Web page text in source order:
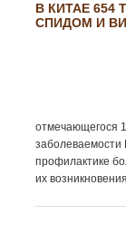
В КИТАЕ
СПИДОМ И
отмечающегося
профилактике
их